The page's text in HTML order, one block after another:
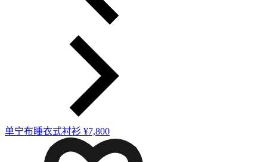
单宁布睡衣式衬衫 ¥7,800